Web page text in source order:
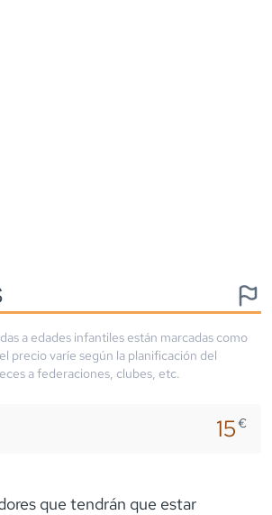
a edades infantiles están marcadas como
precio varíe según la planificación del
a federaciones, clubes, etc.
15€
que tendrán que estar